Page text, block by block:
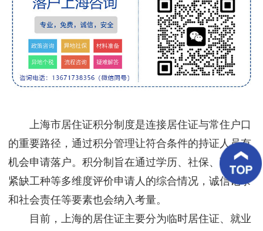
务
优
案
客
好
上海市居住证积分制度是连接居住证与常住户口
的重要路径，通过积分管理让符合条件的持证人员有
机会申请落户。积分制旨在通过学历、社保、职称、
紧缺工种等多维度评价申请人的综合情况，诚信记录
和社会责任等要素也会纳入考量。
目前，上海的居住证主要分为临时居住证、就业